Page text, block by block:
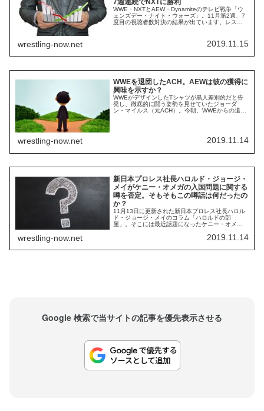
WWE・NXTとAEW・Dynamiteのテレビ戦争「ウ
ェンズデー・ナイト・ウォーズ」。11月第2週、7
度目の視聴者数対決の結果が出ています。レスリ
帯（前週813,000世帯。8％減） Dynamite：
957,000世帯（前週822,000世帯。16％増）...
wrestling-now.net 2019.11.15
WWEを退団したACH。AEWは彼の獲得に
興味を示すか？
WWEがデザインしたTシャツが黒人差別的だと告
発し、徹底的に闘う姿勢を見せていたジョーダ
ン・マイルス（元ACH）。今朝、WWEからの退団
事をご覧ください。WWE・NXTとのテレビ戦争
「ウェンズデー・ナイト・ウォーズ」の真...
wrestling-now.net 2019.11.14
新日本プロレス社長ハロルド・ジョージ・
メイがケニー・オメガの入国問題に関する
噂を否定。そもそもこの噂話は何だったの
か？
11月13日に更新された新日本プロレス社長ハロル
ド・ジョージ・メイのコラム「ハロルドの部
屋」。そこには最近話題になったケニー・オメガ
れていました。ところで数日前に、ケニー・オメ
とした、という信じられない噂が一部で出ていま
wrestling-now.net 2019.11.14
Google 検索で当サイトの記事を優先表示させる